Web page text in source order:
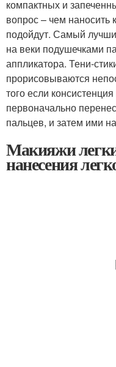
компактных и
вопрос – чем наносить
подойдут. Самый
на веки подушечками
аппликатора. Тени-
прорисовываются
того если
первоначально
пальцев, и затем ими
Макияжи
нанесения